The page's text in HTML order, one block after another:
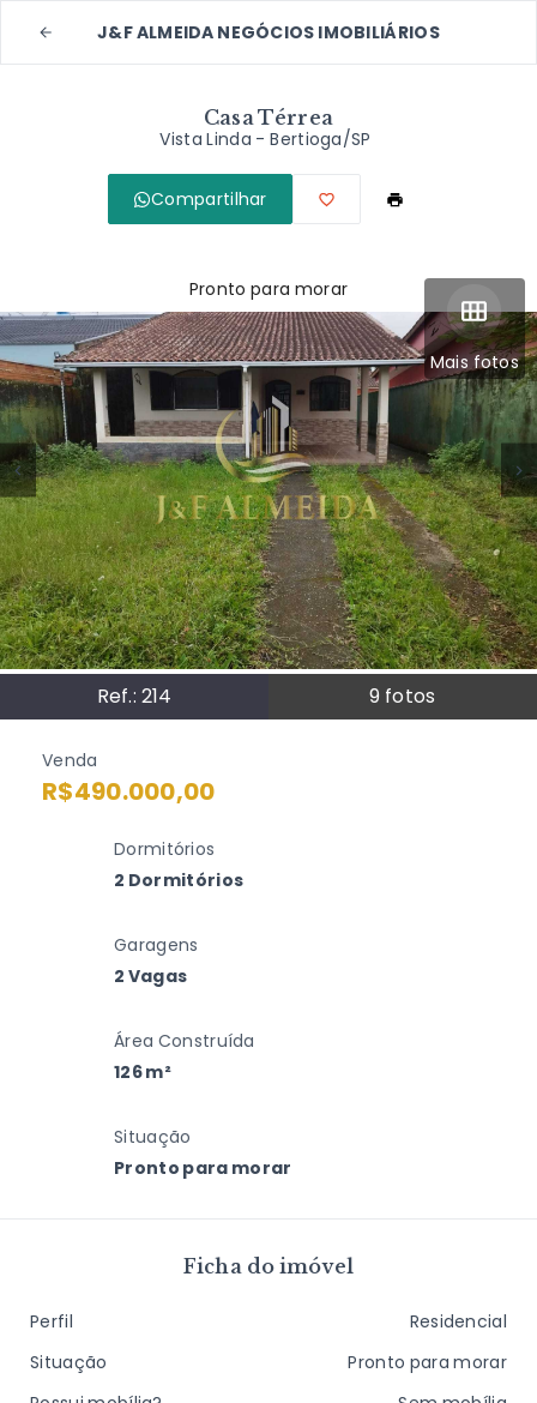
J&F ALMEIDA NEGÓCIOS IMOBILIÁRIOS
Casa Térrea
Vista Linda - Bertioga/SP
Compartilhar
Mais fotos
Ref.: 214 9 fotos
Pronto para morar
Venda
R$490.000,00
Dormitórios
2 Dormitórios
Garagens
2 Vagas
Área Construída
126 m²
Situação
Pronto para morar
Ficha do imóvel
Perfil
Residencial
Situação
Pronto para morar